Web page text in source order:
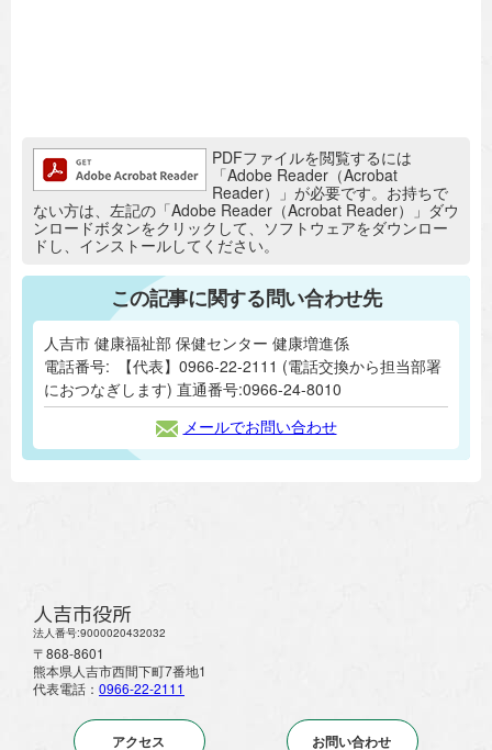
追加情報：PDFファイルPDFファイルを閲覧するには
「Adobe Reader（Acrobat
Reader）」が必要です。お持ちで
ない方は、左記の「Adobe Reader（Acrobat Reader）」ダウ
ンロードボタンをクリックして、ソフトウェアをダウンロー
ドし、インストールしてください。
この記事に関する問い合わせ先
人吉市 健康福祉部 保健センター 健康増進係
電話番号:
【代表】0966-22-2111 (電話交換から担当部署
におつなぎします) 直通番号:0966-24-8010
メールでお問い合わせ
人吉市役所
法人番号:9000020432032
〒868-8601
熊本県人吉市西間下町7番地1
代表電話： 0966-22-2111
アクセス お問い合わせ